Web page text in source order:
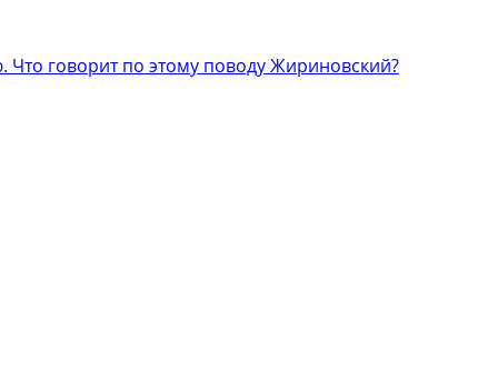
говорит по этому поводу Жириновский?